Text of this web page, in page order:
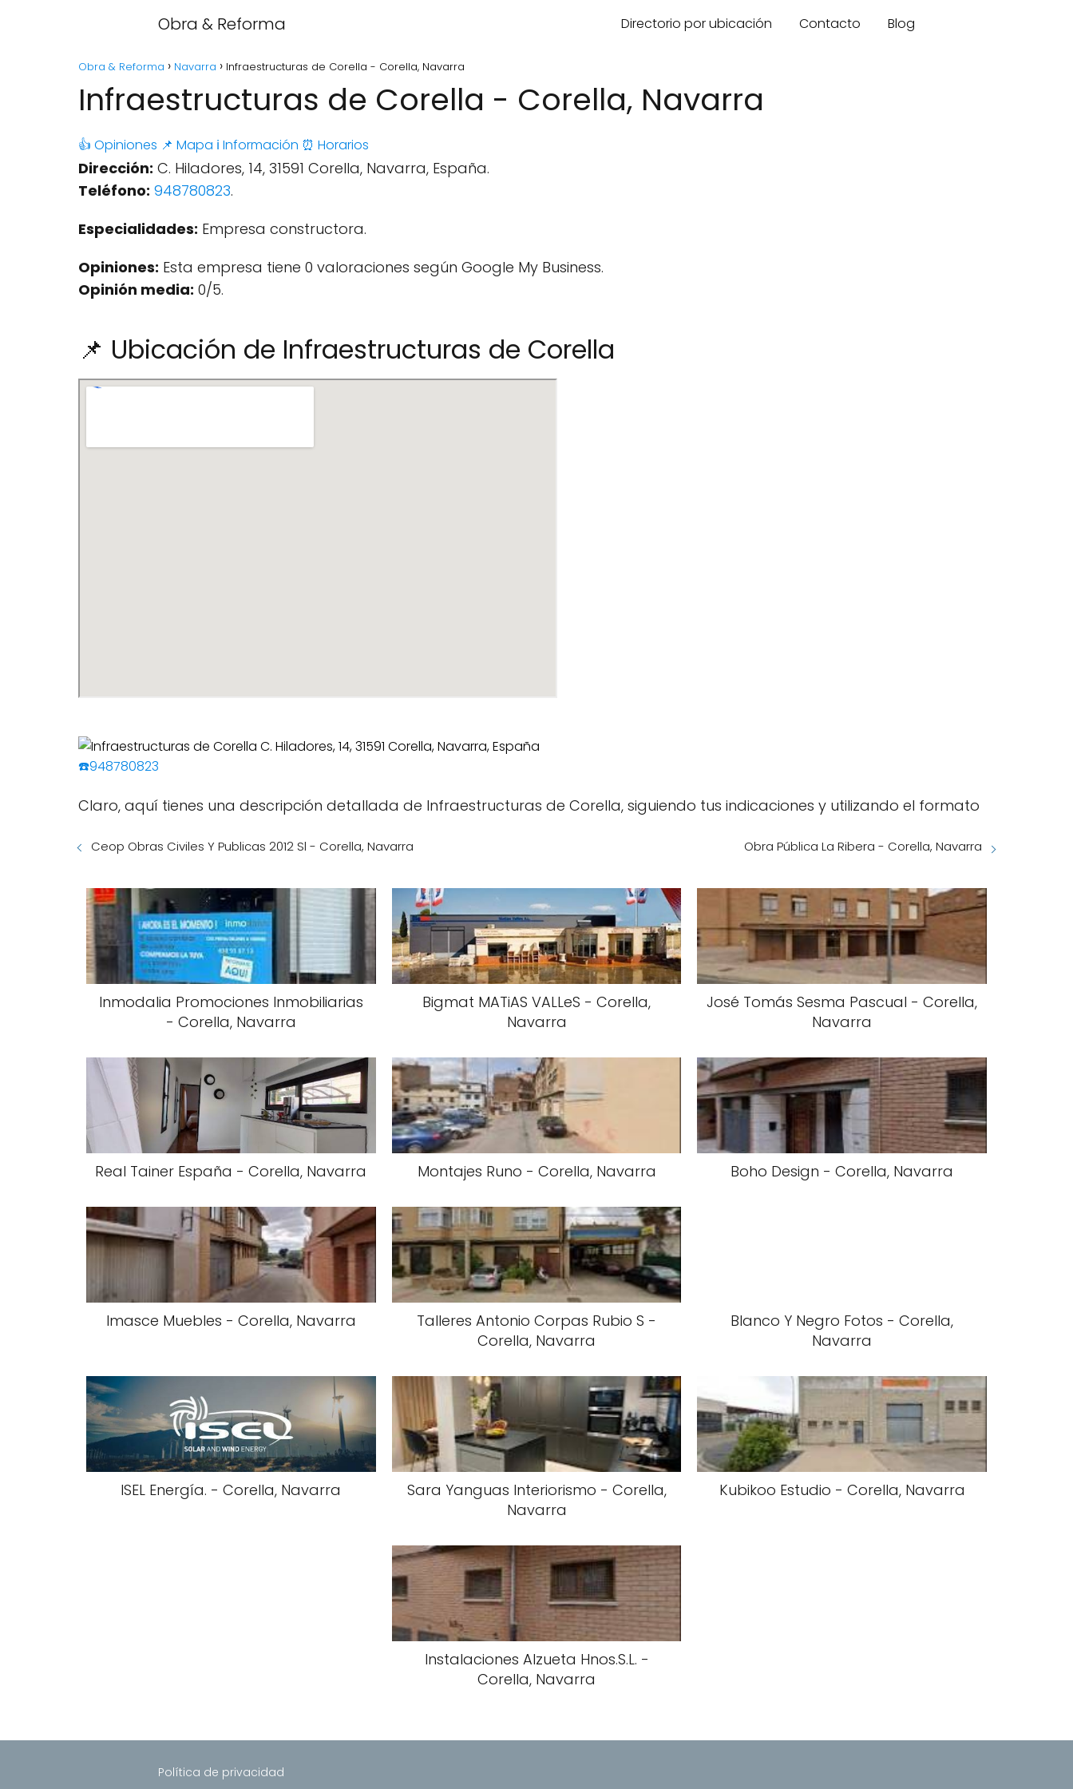
Obra & Reforma Directorio por ubicación Contacto Blog
Obra & Reforma Navarra Infraestructuras de Corella - Corella, Navarra
Infraestructuras de Corella - Corella, Navarra
👍 Opiniones 📌 Mapa ℹ️ Información ⏰ Horarios
Dirección: C. Hiladores, 14, 31591 Corella, Navarra, España.
Teléfono: 948780823.
Especialidades: Empresa constructora.
Opiniones: Esta empresa tiene 0 valoraciones según Google My Business.
Opinión media: 0/5.
📌 Ubicación de Infraestructuras de Corella
☎️948780823
Claro, aquí tienes una descripción detallada de Infraestructuras de Corella, siguiendo tus indicaciones y utilizando el formato
Ceop Obras Civiles Y Publicas 2012 Sl - Corella, Navarra Obra Pública La Ribera - Corella, Navarra
Inmodalia Promociones Inmobiliarias
- Corella, Navarra
Bigmat MATiAS VALLeS - Corella,
Navarra
José Tomás Sesma Pascual - Corella,
Navarra
Real Tainer España - Corella, Navarra Montajes Runo - Corella, Navarra Boho Design - Corella, Navarra
Imasce Muebles - Corella, Navarra
Talleres Antonio Corpas Rubio S -
Corella, Navarra
Blanco Y Negro Fotos - Corella,
Navarra
ISEL Energía. - Corella, Navarra
Sara Yanguas Interiorismo - Corella,
Navarra
Kubikoo Estudio - Corella, Navarra
Instalaciones Alzueta Hnos.S.L. -
Corella, Navarra
Política de privacidad